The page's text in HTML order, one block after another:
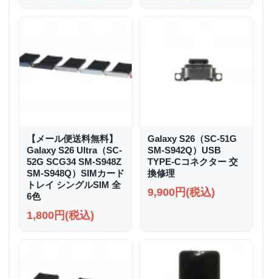
【メール便送料無料】
Galaxy S26 Ultra（SC-
52G SCG34 SM-S948Z
SM-S948Q）SIMカード
トレイ シングルSIM 全
6色
1,800円(税込)
Galaxy S26（SC-51G
SM-S942Q）USB
TYPE-Cコネクター 交
換修理
9,900円(税込)